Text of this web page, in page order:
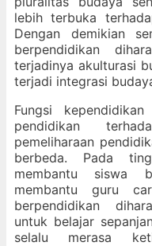
lebih terbuka
Dengan demikian
berpendidikan
terjadinya akulturasi
terjadi integrasi
Fungsi
pendidikan
pemeliharaan
berbeda. Pada
membantu siswa
membantu guru
berpendidikan
untuk belajar
selalu merasa